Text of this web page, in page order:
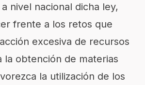
nivel nacional dicha ley,
frente a los retos que
excesiva de recursos
la obtención de materias
la utilización de los